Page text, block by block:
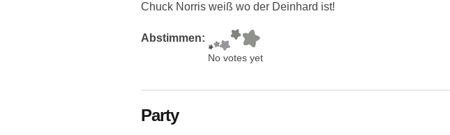
Chuck Norris weiß wo der Deinhard ist!
Abstimmen:
No votes yet
Party